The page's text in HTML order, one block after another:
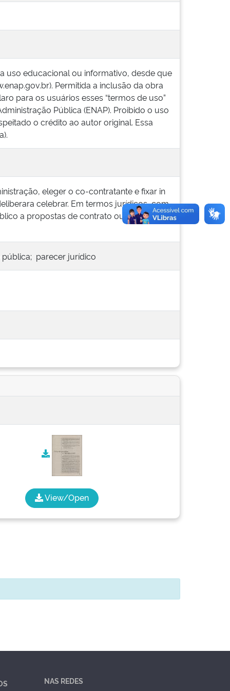
uso educacional ou informativo, desde que
Permitida a inclusão da obra
para os usuários esses “termos de uso”
Pública (ENAP). Proibido o uso
o crédito ao autor original. Essa
eleger o co-contratante e fixar in
celebrar. Em termos jurídicos, com
a propostas de contrato ou, seja, uma
parecer jurídico
View/Open
NAS REDES